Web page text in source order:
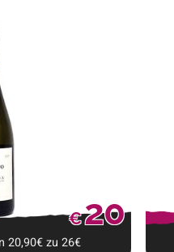
€20
20,90€zu 26€